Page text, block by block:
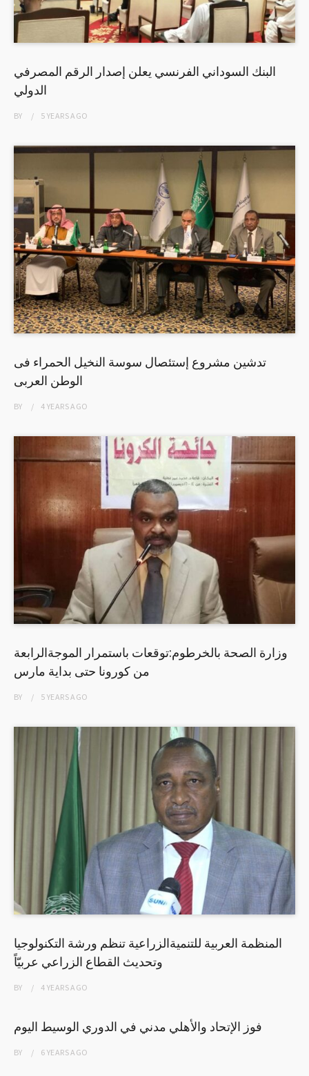
البنك السوداني الفرنسي يعلن إصدار الرقم المصرفي
الدولي
BY 5 YEARSAGO
تدشين مشروع إستئصال سوسة النخيل الحمراء فى
الوطن العربى
BY 4 YEARSAGO
وزارة الصحة بالخرطوم:توقعات باستمرار الموجةالرابعة
من كورونا حتى بداية مارس
BY 5 YEARSAGO
المنظمة العربية للتنميةالزراعية تنظم ورشة التكنولوجيا
وتحديث القطاع الزراعي عربيّاً
BY 4 YEARSAGO
فوز الإتحاد والأهلي مدني في الدوري الوسيط اليوم
BY 6 YEARSAGO